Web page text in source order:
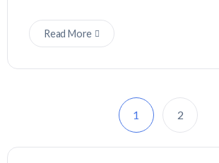
Read More
1 2